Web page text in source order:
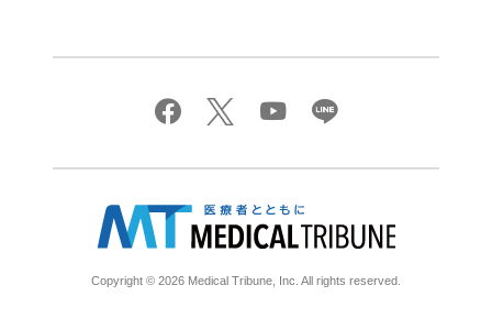
Copyright © 2026 Medical Tribune, Inc. All rights reserved.